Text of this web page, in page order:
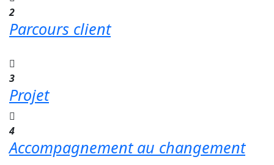
2
Parcours client
3
Projet
4
Accompagnement au changement